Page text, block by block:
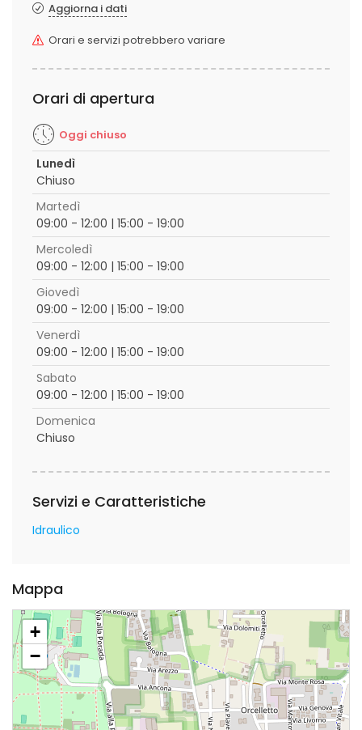
Aggiorna i dati
Orari e servizi potrebbero variare
Orari di apertura
Oggi chiuso
Lunedì
Chiuso
Martedì
09:00 - 12:00 | 15:00 - 19:00
Mercoledì
09:00 - 12:00 | 15:00 - 19:00
Giovedì
09:00 - 12:00 | 15:00 - 19:00
Venerdì
09:00 - 12:00 | 15:00 - 19:00
Sabato
09:00 - 12:00 | 15:00 - 19:00
Domenica
Chiuso
Servizi e Caratteristiche
Idraulico
Mappa
+
−